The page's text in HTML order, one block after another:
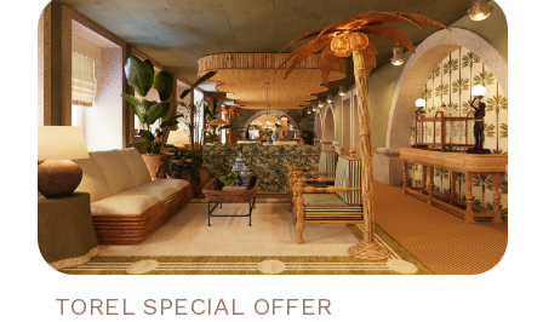
TOREL SPECIAL OFFER